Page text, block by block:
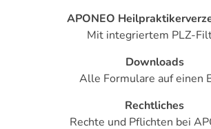
APONEO
Mit integriertem PLZ-
Downloads
Alle Formulare auf einen
Rechtliches
Rechte und Pflichten bei